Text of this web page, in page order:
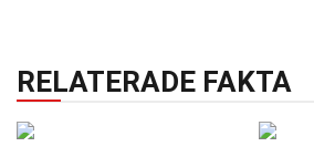
RELATERADE FAKTA